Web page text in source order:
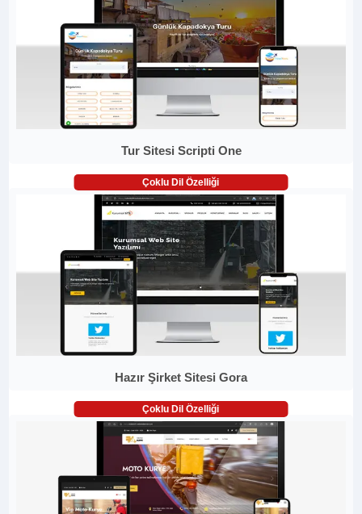
Tur Sitesi Scripti One
Çoklu Dil Özelliği
Hazır Şirket Sitesi Gora
Çoklu Dil Özelliği